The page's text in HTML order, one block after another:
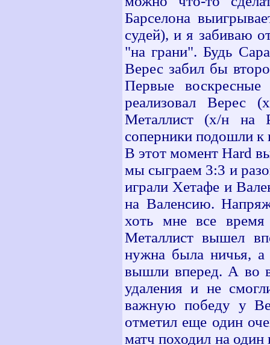
Барселона
судей), и я забиваю
"на грани". Будь
Верес забил бы
Первые
реализовал Верес
Металлист (х/н на
соперники подошли к
В этот момент Hard
мы сыграем 3:3 и
играли Хетафе и
на Валенсию.
хоть мне все время
Металлист вышел
нужна была ничья,
вышли вперед. А во
удаления и не
важную победу у
отметил еще один
матч походил на один